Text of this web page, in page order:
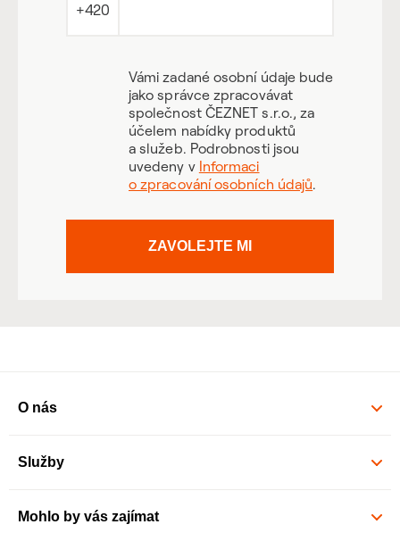
+420
Vámi zadané osobní údaje bude
jako správce zpracovávat
společnost ČEZNET s.r.o., za
účelem nabídky produktů
a služeb. Podrobnosti jsou
uvedeny v Informaci
o zpracování osobních údajů.
ZAVOLEJTE MI
O nás
Služby
Mohlo by vás zajímat